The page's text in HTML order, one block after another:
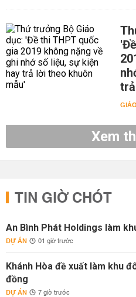
Xem
TIN GIỜ CHÓT
An Bình Phát Holdings làm
DỰ ÁN 01 giờ trước
Khánh Hòa đề xuất làm khu
đồng
DỰ ÁN 7 giờ trước